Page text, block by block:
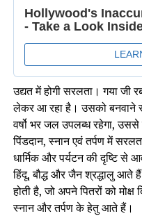
उद्यत में होगी सरलता। गया
लेकर आ रहा है। उसको बनवाने
वर्षो भर जल उपलब्ध रहेगा,
पिंडदान, स्नान एवं तर्पण में
धार्मिक और पर्यटन की दृष्टि से
हिंदू, बौद्ध और जैन श्रद्धालु आते
होती है, जो अपने पितरों को
स्नान और तर्पण के हेतु आते हैं।